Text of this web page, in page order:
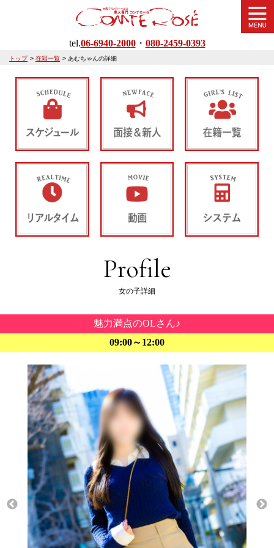
tel.06-6940-2000・ 080-2459-0393
トップ > 在籍一覧 > あむちゃんの詳細
Profile
女の子詳細
魅力満点のOLさん♪
09:00～12:00